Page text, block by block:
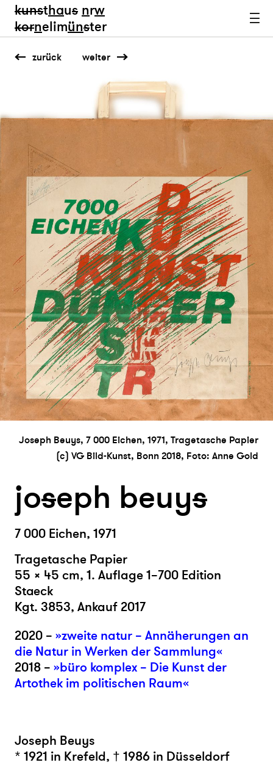
kunsthaus nrw
kornelimünster
zurück weiter
Joseph Beuys, 7 000 Eichen, 1971, Tragetasche Papier
(c) VG Bild-Kunst, Bonn 2018, Foto: Anne Gold
joseph beuys
7 000 Eichen, 1971
Tragetasche Papier
55 × 45 cm, 1. Auflage 1–700 Edition
Staeck
Kgt. 3853, Ankauf 2017
2020 – »zweite natur – Annäherungen an
die Natur in Werken der Sammlung«
2018 – »büro komplex – Die Kunst der
Artothek im politischen Raum«
Joseph Beuys
* 1921 in Krefeld, † 1986 in Düsseldorf